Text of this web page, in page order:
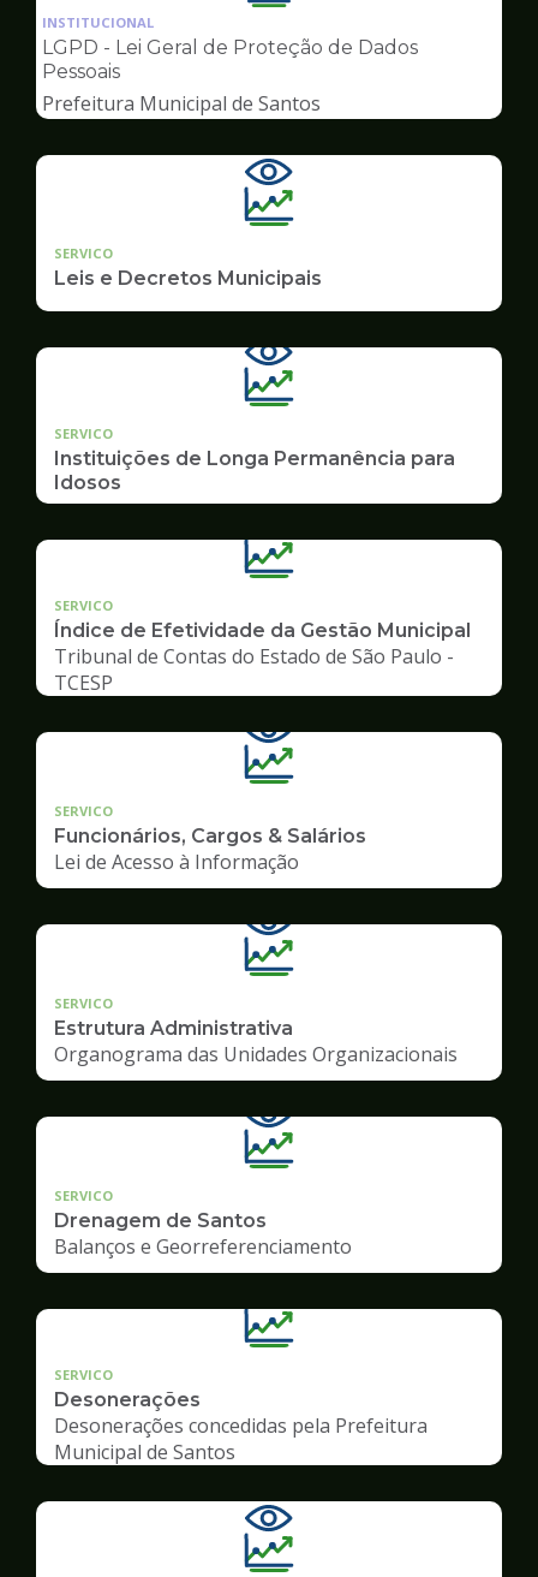
da
pagina
Transparência
INSTITUCIONAL
LGPD - Lei Geral de Proteção de Dados
Pessoais
Prefeitura Municipal de Santos
SERVICO
Leis e Decretos Municipais
SERVICO
Instituições de Longa Permanência para
Idosos
SERVICO
Índice de Efetividade da Gestão Municipal
Tribunal de Contas do Estado de São Paulo -
TCESP
SERVICO
Funcionários, Cargos & Salários
Lei de Acesso à Informação
SERVICO
Estrutura Administrativa
Organograma das Unidades Organizacionais
SERVICO
Drenagem de Santos
Balanços e Georreferenciamento
SERVICO
Desonerações
Desonerações concedidas pela Prefeitura
Municipal de Santos